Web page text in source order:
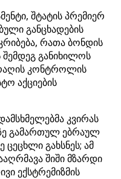
შტატის პრემიერ
განცხადების
რათა ბონდის
შემდეგ განიხილოს
კონტროლის
აქციების
კვირას
გამართულ ებრაულ
ცეცხლი გახსნეს; ამ
შიში მზარდი
ექსტრემიზმის